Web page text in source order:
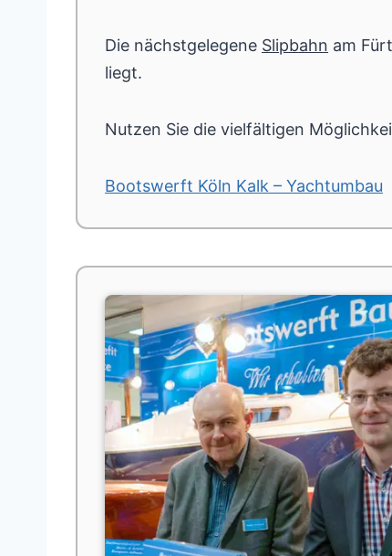
Die nächstgelegene Slipbahn am
liegt.
Nutzen Sie die vielfältigen
Bootswerft Köln Kalk – Yachtumbau